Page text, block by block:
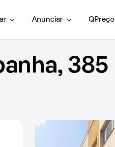
Anunciar QPreço
385